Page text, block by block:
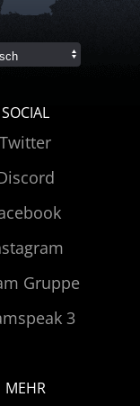
SOCIAL
Twitter
Gruppe
3
MEHR